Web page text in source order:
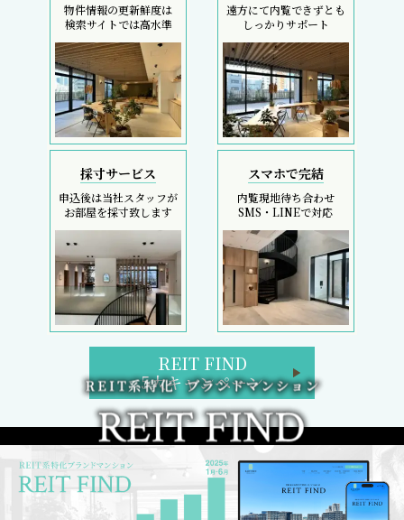
物件情報の更新鮮度は
検索サイトでは高水準
遠方にて内覧できずとも
しっかりサポート
採寸サービス
申込後は当社スタッフが
お部屋を採寸致します
スマホで完結
内覧現地待ち合わせ
SMS・LINEで対応
REIT FIND
5大キャンペーン